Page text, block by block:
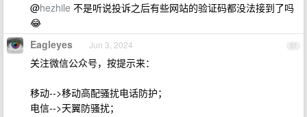
@hezhile 不是听说投诉之后有些网站的验证码都没法接到了吗
😂
57
Eagleyes Jun 3, 2024
关注微信公众号，按提示来：
移动-->移动高配骚扰电话防护；
电信-->天翼防骚扰；